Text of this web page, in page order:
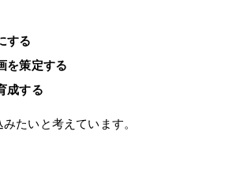
する
を策定する
成する
たいと考えています。